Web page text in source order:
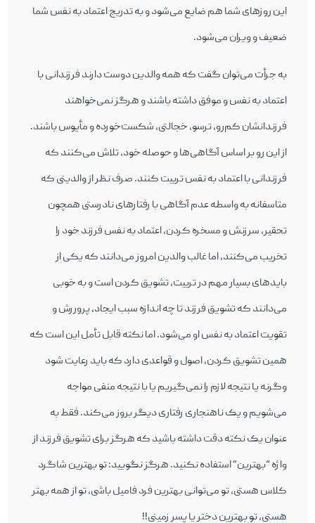
این روزهای شما هم ضایع می‌شود و به تدریج اعتماد به نفس شما
ضعیف و ویران می‌شود.
به جرأت می‌توان گفت که همه والدین دوست دارند فرزندانی با
اعتماد به نفس و موفق داشته باشند و هرگز نمی‌خواهند
فرزندانشان کم‌رو، ترسو، خجالتی، شکست‌خورده و مأیوس باشند.
از این رو بر اساس آگاهی‌ها و حوصله خود، تلاش می‌کنند که
فرزندانی با اعتماد به نفس تربیت کنند. صرف نظر از والدینی که
متاسفانه به واسطه عدم آگاهی با رفتارهای نادرستی همچون
تحقیر، سرزنش و مسخره کردن، اعتماد به نفس فرزند خود را
تخریب می‌کنند، اما غالب والدین امروز می‌دانند که یکی از
بایدهای بسیار مهم در تربیت، تشویق کردن است و به خوبی
می‌دانند که تشویق فرزند تا چه اندازه سبب ایجاد، پروررش و
تقویت اعتماد به نفس او می‌شود. اما نکته قابل تأمل این است که
همین تشویق کردن، اصول و قواعدی دارد که باید رعایت شود
وگرنه یا نتیجه لازم را نمی‌گیریم یا با نتیجه منفی مواجه
می‌شویم و یک ناهنجاری رفتاری دیگر بروز می‌کند. فقط به
عنوان یک نکته دقت داشته باشید که هرگز برای تشویق فرزند از
واژه “بهترین” استفاده نکنید. هرگز نگویید: تو بهترین شاگرد
کلاس هستی، تو می‌توانی بهترین فرد فامیل باشی، تو از همه بهتر
هستی، تو بهترین دختر یا پسر زمینی!!